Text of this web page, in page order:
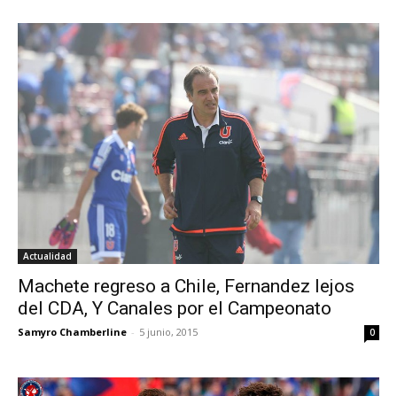
Actualidad
Machete regreso a Chile, Fernandez lejos
del CDA, Y Canales por el Campeonato
Samyro Chamberline - 5 junio, 2015 0